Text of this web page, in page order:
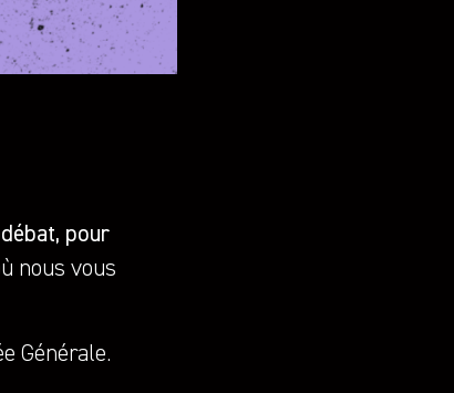
pour
nous vous
Générale.